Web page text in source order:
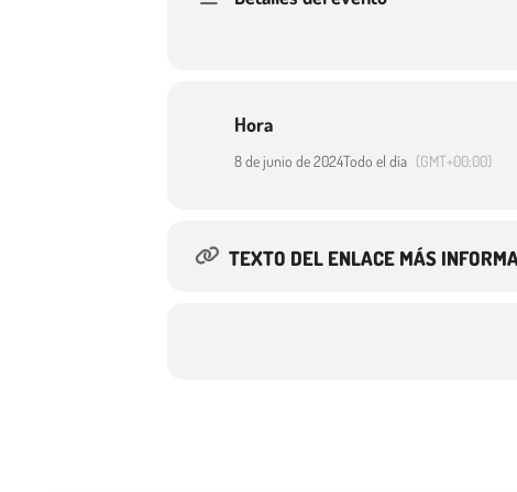
Hora
8 de junio de 2024Todo el día (GMT+00:00)
TEXTO DEL ENLACE MÁS